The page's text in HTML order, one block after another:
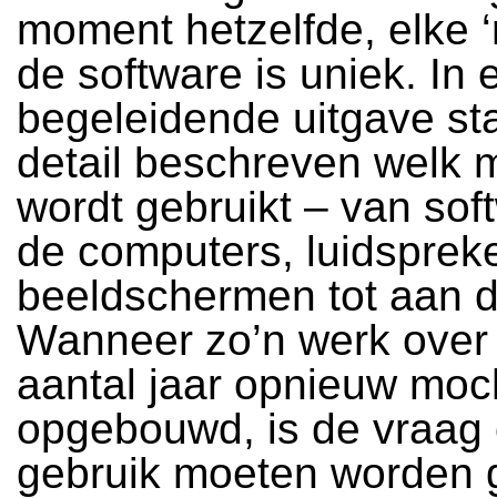
moment hetzelfde, elke
de software is uniek. In
begeleidende uitgave
detail beschreven welk
wordt gebruikt – van
de computers,
beeldschermen tot aan
Wanneer zo’n werk
aantal jaar opnieuw
opgebouwd, is de vraag
gebruik moeten worden